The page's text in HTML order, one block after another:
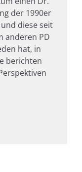
der 1990er
diese seit
anderen PD
hat, in
berichten